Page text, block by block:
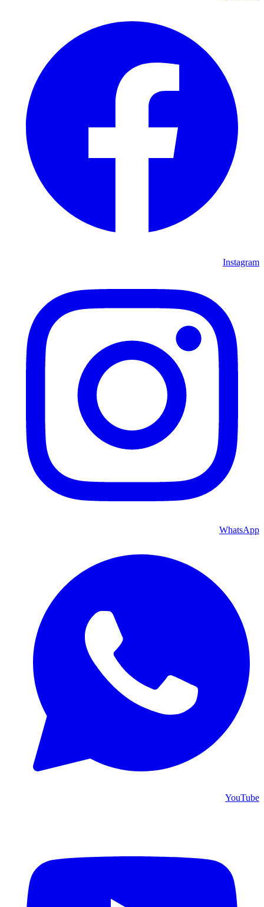
Instagram
WhatsApp
YouTube